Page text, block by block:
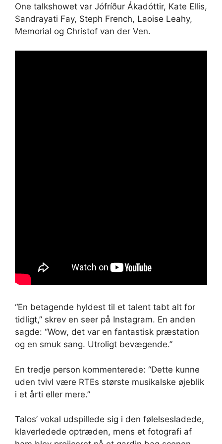
One talkshowet var Jófríður Ákadóttir, Kate Ellis,
Sandrayati Fay, Steph French, Laoise Leahy,
Memorial og Christof van der Ven.
“En betagende hyldest til et talent tabt alt for
tidligt,” skrev en seer på Instagram. En anden
sagde: “Wow, det var en fantastisk præstation
og en smuk sang. Utroligt bevægende.”
En tredje person kommenterede: “Dette kunne
uden tvivl være RTEs største musikalske øjeblik
i et årti eller mere.”
Talos’ vokal udspillede sig i den følelsesladede,
klaverledede optræden, mens et fotografi af